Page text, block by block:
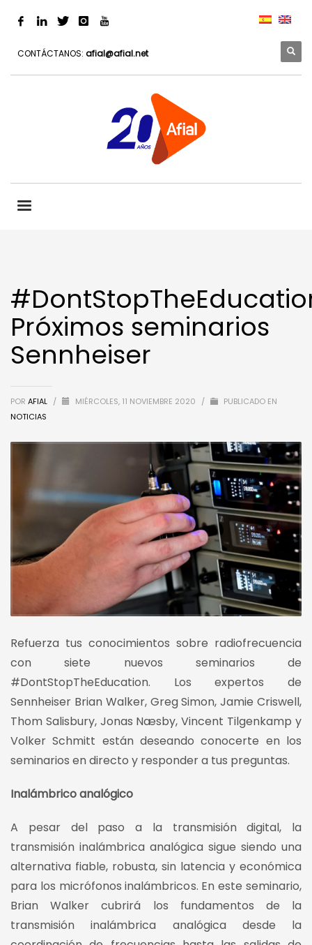
CONTÁCTANOS: afial@afial.net
Próximos seminarios
Sennheiser
POR AFIAL / MIÉRCOLES, 11 NOVIEMBRE 2020 /
PUBLICADO EN
NOTICIAS
Refuerza tus conocimientos sobre radiofrecuencia
con siete nuevos seminarios de
#DontStopTheEducation. Los expertos de
Sennheiser Brian Walker, Greg Simon, Jamie Criswell,
Thom Salisbury, Jonas Næsby, Vincent Tilgenkamp y
Volker Schmitt están deseando conocerte en los
seminarios en directo y responder a tus preguntas.
Inalámbrico analógico
A pesar del paso a la transmisión digital, la
transmisión inalámbrica analógica sigue siendo una
alternativa fiable, robusta, sin latencia y económica
para los micrófonos inalámbricos. En este seminario,
Brian Walker cubrirá los fundamentos de la
transmisión inalámbrica analógica desde la